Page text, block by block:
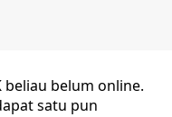
beliau belum online.
satu pun